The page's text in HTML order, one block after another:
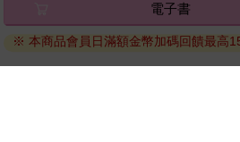
因版權保護，您在金石堂所購買的
的閱讀軟體開啟閱讀，無法以其
電子書
※ 本商品會員日滿額金幣加碼回饋最高